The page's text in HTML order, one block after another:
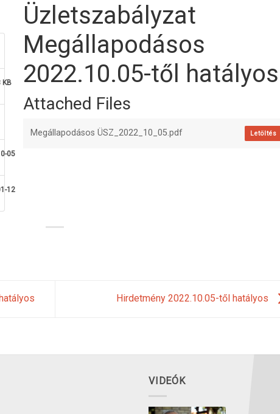
KB
05
12
Üzletszabályzat
Megállapodásos
2022.10.05-től hatályos
Attached Files
Megállapodásos ÜSZ_2022_10_05.pdf Letöltés
Hirdetmény 2022.10.05-től hatályos
VIDEÓK